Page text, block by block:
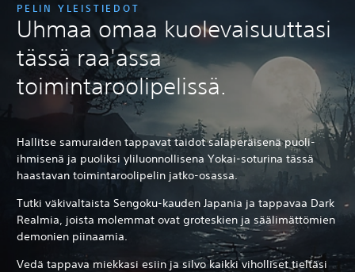
PELIN YLEISTIEDOT
Uhmaa omaa kuolevaisuuttasi
tässä raa'assa
toimintaroolipelissä.
Hallitse samuraiden tappavat taidot salaperäisenä puoli-
ihmisenä ja puoliksi yliluonnollisena Yokai-soturina tässä
haastavan toimintaroolipelin jatko-osassa.
Tutki väkivaltaista Sengoku-kauden Japania ja tappavaa Dark
Realmia, joista molemmat ovat groteskien ja säälimättömien
demonien piinaamia.
Vedä tappava miekkasi esiin ja silvo kaikki viholliset tieltäsi